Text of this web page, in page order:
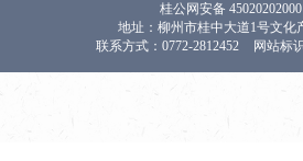
桂公网安备
地址：柳州市桂中大道1号文化
联系方式：0772-2812452
网站标